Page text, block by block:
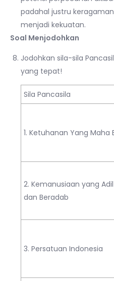
padahal justru
menjadi kekuatan.
Soal Menjodohkan
Jodohkan sila-sila
yang tepat!
Sila Pancasila
1. Ketuhanan Yang Maha
2. Kemanusiaan yang Adil
dan Beradab
3. Persatuan Indonesia